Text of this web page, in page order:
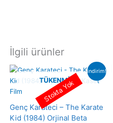
İlgili ürünler
indirim!
TÜKENMIŞ
Genç Karateci – The Karate
Kid (1984) Orjinal Beta
Stokta Yok